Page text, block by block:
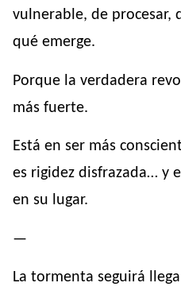
vulnerable, de procesar,
qué emerge.
Porque la verdadera
más fuerte.
Está en ser más
es rigidez disfrazada… y
en su lugar.
—
La tormenta seguirá